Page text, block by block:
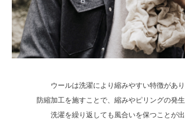
ウールは洗濯により縮みやすい特徴があり
防縮加工を施すことで、縮みやピリングの発生
洗濯を繰り返しても風合いを保つことが出